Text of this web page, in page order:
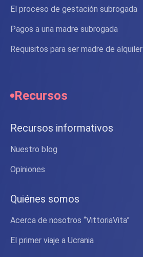
El proceso de gestación subrogada
Pagos a una madre subrogada
Requisitos para ser madre de alquiler
Recursos
Recursos informativos
Nuestro blog
Opiniones
Quiénes somos
Acerca de nosotros “VittoriaVita”
El primer viaje a Ucrania